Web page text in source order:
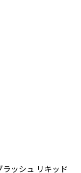
ッシュ リキッド